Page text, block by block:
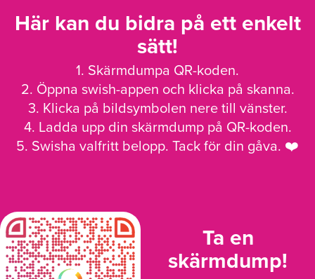
Här kan du bidra på ett enkelt
sätt!
1. Skärmdumpa QR-koden.
2. Öppna swish-appen och klicka på skanna.
3. Klicka på bildsymbolen nere till vänster.
4. Ladda upp din skärmdump på QR-koden.
5. Swisha valfritt belopp. Tack för din gåva. ❤️
Ta en
skärmdump!